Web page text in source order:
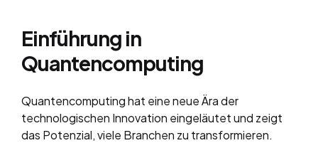
Einführung in
Quantencomputing
Quantencomputing hat eine neue Ära der
technologischen Innovation eingeläutet und zeigt
das Potenzial, viele Branchen zu transformieren.